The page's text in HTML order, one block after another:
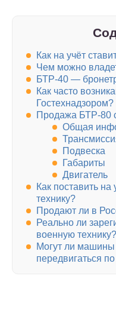
Как на учёт
Чем можно
БТР-40 —
Как часто
Гостехнадзором?
Продажа БТР-80
Общая
Подвеска
Габариты
Двигатель
Как поставить
технику?
Продают ли в
Реально ли
военную технику?
Могут ли машины
передвигаться